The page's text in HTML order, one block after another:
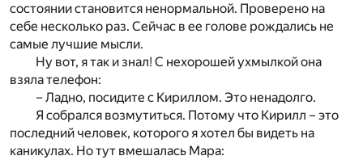
состоянии становится ненормальной. Проверено на
себе несколько раз. Сейчас в ее голове рождались не
самые лучшие мысли.
Ну вот, я так и знал! С нехорошей ухмылкой она
взяла телефон:
– Ладно, посидите с Кириллом. Это ненадолго.
Я собрался возмутиться. Потому что Кирилл – это
последний человек, которого я хотел бы видеть на
каникулах. Но тут вмешалась Мара: